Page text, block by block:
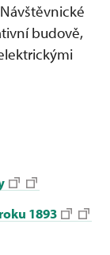
budově,
1893